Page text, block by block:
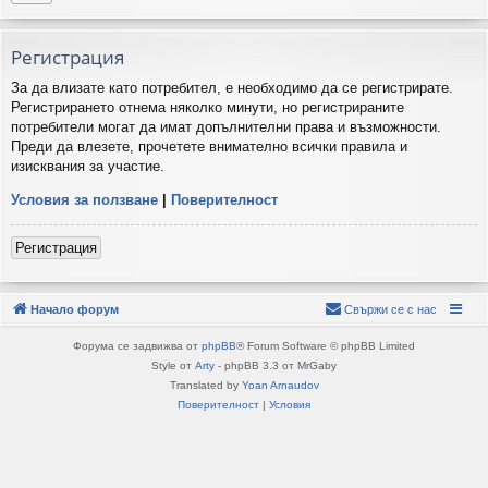
Регистрация
За да влизате като потребител, е необходимо да се регистрирате.
Регистрирането отнема няколко минути, но регистрираните
потребители могат да имат допълнителни права и възможности.
Преди да влезете, прочетете внимателно всички правила и
изисквания за участие.
Условия за ползване Поверителност
Регистрация
Начало форум Свържи се с нас
Форума се задвижва от phpBB® Forum Software © phpBB Limited
Style от Arty - phpBB 3.3 от MrGaby
Translated by Yoan Arnaudov
Поверителност
Условия